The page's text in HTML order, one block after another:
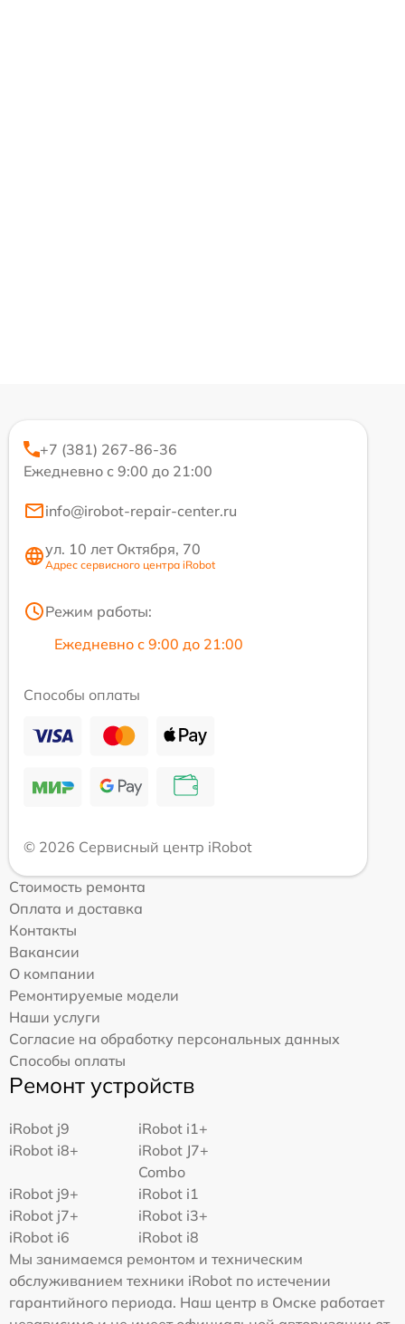
+7 (381) 267-86-36
Ежедневно с 9:00 до 21:00
info@irobot-repair-center.ru
ул. 10 лет Октября, 70
Адрес сервисного центра iRobot
Режим работы:
Ежедневно с 9:00 до 21:00
Способы оплаты
© 2026 Сервисный центр iRobot
Стоимость ремонта
Оплата и доставка
Контакты
Вакансии
О компании
Ремонтируемые модели
Наши услуги
Согласие на обработку персональных данных
Способы оплаты
Ремонт устройств
iRobot j9
iRobot i1+
iRobot i8+
iRobot J7+
Combo
iRobot j9+
iRobot i1
iRobot j7+
iRobot i3+
iRobot i6
iRobot i8
Мы занимаемся ремонтом и техническим
обслуживанием техники iRobot по истечении
гарантийного периода. Наш центр в Омске работает